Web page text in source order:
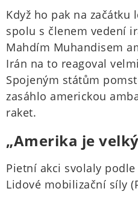
Když ho pak na začátku
spolu s členem vedení
Mahdím Muhandisem
Irán na to reagoval
Spojeným státům
zasáhlo americkou
raket.
„Amerika je
Pietní akci svolaly
Lidové mobilizační síly